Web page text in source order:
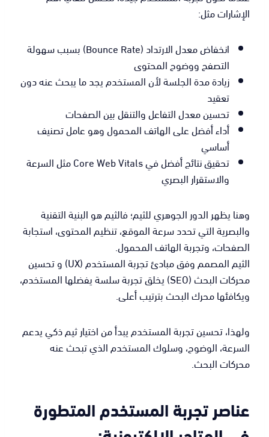
الإشارات مثل:
انخفاض معدل الارتداد (Bounce Rate) بسبب سهولة
التصفح ووضوح المحتوى
زيادة مدة الجلسة لأن المستخدم يجد ما يبحث عنه دون
تعقيد
تحسين معدل التفاعل والتنقل بين الصفحات
أداء أفضل على الهاتف المحمول وهو عامل تصنيف
أساسي
تحقيق نتائج أفضل في Core Web Vitals مثل السرعة
والاستقرار البصري
وهنا يظهر الدور الجوهري للثيم؛ فالثيم هو البنية التقنية
والبصرية التي تحدد سرعة الموقع، تنظيم المحتوى، استجابة
الصفحات، وتجربة الهاتف المحمول.
الثيم المصمم وفق مبادئ تجربة المستخدم (UX) و تحسين
محركات البحث (SEO) يخلق تجربة سلسة يفضلها المستخدم،
ويكافئها محرك البحث بترتيب أعلى.
ولهذا، تحسين تجربة المستخدم يبدأ من اختيار ثيم ذكي يدعم
السرعة، الوضوح، وسلوك المستخدم الذي تبحث عنه
محركات البحث.
عناصر تجربة المستخدم المتطورة